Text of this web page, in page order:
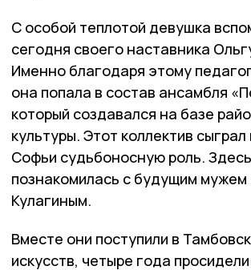
С особой теплотой девушка
сегодня своего наставника
Именно благодаря этому
она попала в состав ансамбля
который создавался на базе
культуры. Этот коллектив сыграл
Софьи судьбоносную роль.
познакомилась с будущим
Кулагиным.
Вместе они поступили в
искусств, четыре года